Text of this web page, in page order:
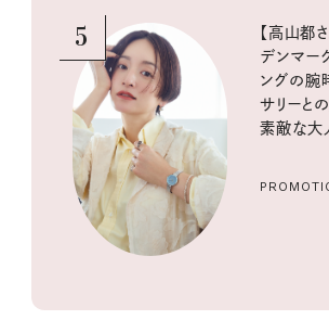
5
【高山都
デンマー
ングの腕時計
サリーと
素敵な大